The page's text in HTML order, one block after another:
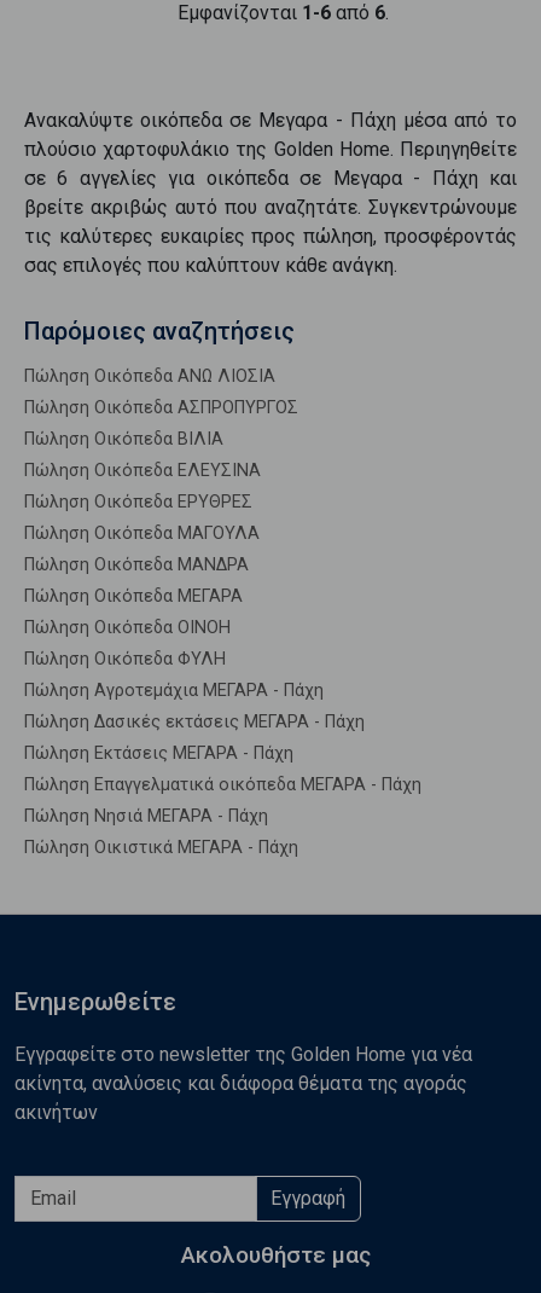
Εμφανίζονται 1-6από 6.
Ανακαλύψτεοικόπεδα σε Μεγαρα - Πάχη μέσα από το
πλούσιο χαρτοφυλάκιο της Golden Home. Περιηγηθείτε
σε6 αγγελίες για οικόπεδασε Μεγαρα - Πάχη και
βρείτε ακριβώς αυτό που αναζητάτε. Συγκεντρώνουμε
τις καλύτερες ευκαιρίες προςπώληση, προσφέροντάς
σας επιλογές που καλύπτουν κάθε ανάγκη.
Παρόμοιες αναζητήσεις
Πώληση Οικόπεδα ΑΝΩ ΛΙΟΣΙΑ
Πώληση Οικόπεδα ΑΣΠΡΟΠΥΡΓΟΣ
Πώληση Οικόπεδα ΒΙΛΙΑ
Πώληση Οικόπεδα ΕΛΕΥΣΙΝΑ
Πώληση Οικόπεδα ΕΡΥΘΡΕΣ
Πώληση Οικόπεδα ΜΑΓΟΥΛΑ
Πώληση Οικόπεδα ΜΑΝΔΡΑ
Πώληση Οικόπεδα ΜΕΓΑΡΑ
Πώληση Οικόπεδα ΟΙΝΟΗ
Πώληση Οικόπεδα ΦΥΛΗ
Πώληση Αγροτεμάχια ΜΕΓΑΡΑ - Πάχη
Πώληση Δασικές εκτάσεις ΜΕΓΑΡΑ - Πάχη
Πώληση Εκτάσεις ΜΕΓΑΡΑ - Πάχη
Πώληση Επαγγελματικά οικόπεδα ΜΕΓΑΡΑ - Πάχη
Πώληση Νησιά ΜΕΓΑΡΑ - Πάχη
Πώληση Οικιστικά ΜΕΓΑΡΑ - Πάχη
Ενημερωθείτε
Εγγραφείτε στο newsletter της Golden Home για νέα
ακίνητα, αναλύσεις και διάφορα θέματα της αγοράς
ακινήτων
Εγγραφή
Ακολουθήστε μας